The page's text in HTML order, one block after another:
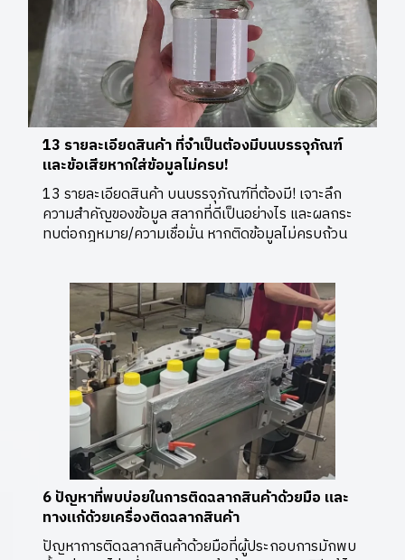
13 รายละเอียดสินค้า ที่จำเป็นต้องมีบนบรรจุภัณฑ์
และข้อเสียหากใส่ข้อมูลไม่ครบ!
13 รายละเอียดสินค้า บนบรรจุภัณฑ์ที่ต้องมี! เจาะลึก
ความสำคัญของข้อมูล สลากที่ดีเป็นอย่างไร และผลกระ
ทบต่อกฎหมาย/ความเชื่อมั่น หากติดข้อมูลไม่ครบถ้วน
6 ปัญหาที่พบบ่อยในการติดฉลากสินค้าด้วยมือ และ
ทางแก้ด้วยเครื่องติดฉลากสินค้า
ปัญหาการติดฉลากสินค้าด้วยมือที่ผู้ประกอบการมักพบ